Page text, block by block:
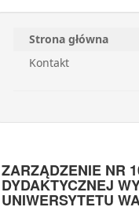
Strona główna
Kontakt
ZARZĄDZENIE NR
DYDAKTYCZNEJ
UNIWERSYTETU